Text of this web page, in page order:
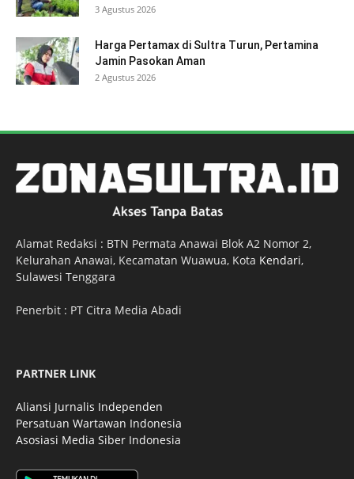
3 Agustus 2026
Harga Pertamax di Sultra Turun, Pertamina
Jamin Pasokan Aman
2 Agustus 2026
Alamat Redaksi : BTN Permata Anawai Blok A2 Nomor 2,
Kelurahan Anawai, Kecamatan Wuawua, Kota Kendari,
Sulawesi Tenggara
Penerbit : PT Citra Media Abadi
PARTNER LINK
Aliansi Jurnalis Independen
Persatuan Wartawan Indonesia
Asosiasi Media Siber Indonesia